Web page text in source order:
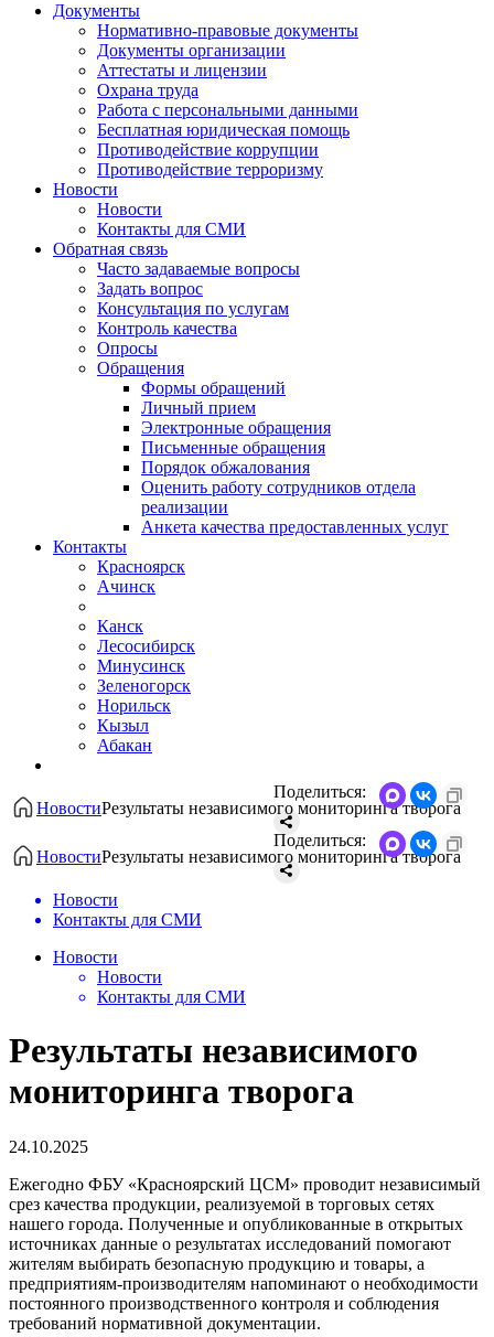
Документы
Нормативно-правовые документы
Документы организации
Аттестаты и лицензии
Охрана труда
Работа с персональными данными
Бесплатная юридическая помощь
Противодействие коррупции
Противодействие терроризму
Новости
Новости
Контакты для СМИ
Обратная связь
Часто задаваемые вопросы
Задать вопрос
Консультация по услугам
Контроль качества
Опросы
Обращения
Формы обращений
Личный прием
Электронные обращения
Письменные обращения
Порядок обжалования
Оценить работу сотрудников отдела
реализации
Анкета качества предоставленных услуг
Контакты
Красноярск
Ачинск
Канск
Лесосибирск
Минусинск
Зеленогорск
Норильск
Кызыл
Абакан
НовостиРезультаты независимого мониторинга творога
Поделиться:
НовостиРезультаты независимого мониторинга творога
Поделиться:
Новости
Контакты для СМИ
Новости
Новости
Контакты для СМИ
Результаты независимого
мониторинга творога
24.10.2025
Ежегодно ФБУ «Красноярский ЦСМ» проводит независимый
срез качества продукции, реализуемой в торговых сетях
нашего города. Полученные и опубликованные в открытых
источниках данные о результатах исследований помогают
жителям выбирать безопасную продукцию и товары, а
предприятиям-производителям напоминают о необходимости
постоянного производственного контроля и соблюдения
требований нормативной документации.